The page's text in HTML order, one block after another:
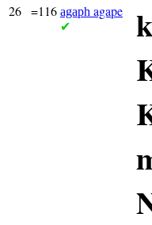
26 =116 agaph agape
✔